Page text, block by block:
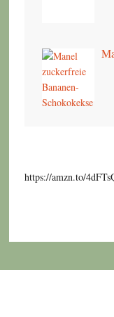
https://amzn.to/